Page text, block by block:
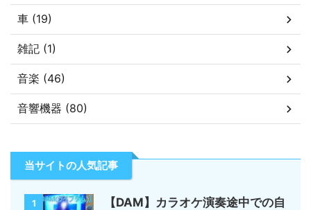
車 (19)
雑記 (1)
音楽 (46)
音響機器 (80)
当サイトの人気記事
1
【DAM】カラオケ演奏途中での自